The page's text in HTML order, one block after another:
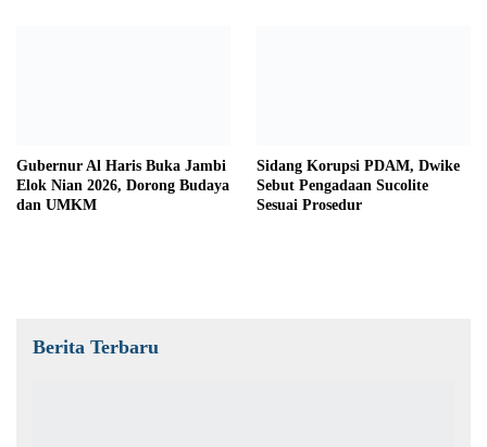
Gubernur Al Haris Buka Jambi
Elok Nian 2026, Dorong Budaya
dan UMKM
Sidang Korupsi PDAM, Dwike
Sebut Pengadaan Sucolite
Sesuai Prosedur
Berita Terbaru